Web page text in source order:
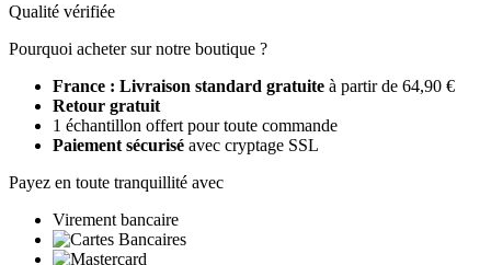
Qualité vérifiée
Pourquoi acheter sur notre boutique ?
France : Livraison standard gratuite à partir de 64,90 €
Retour gratuit
1 échantillon offert pour toute commande
Paiement sécurisé avec cryptage SSL
Payez en toute tranquillité avec
Virement bancaire